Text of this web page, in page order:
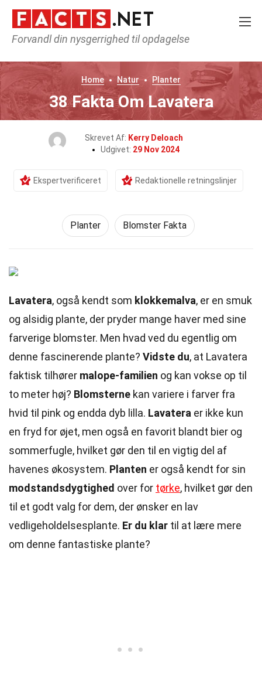
Forvandl din nysgerrighed til opdagelse
Home Natur Planter
38 Fakta Om Lavatera
Skrevet Af: Kerry Deloach
Udgivet: 29 Nov 2024
Ekspertverificeret Redaktionelle retningslinjer
Planter Blomster Fakta
Lavatera, også kendt som klokkemalva, er en smuk
og alsidig plante, der pryder mange haver med sine
farverige blomster. Men hvad ved du egentlig om
denne fascinerende plante? Vidste du, at Lavatera
faktisk tilhører malope-familien og kan vokse op til
to meter høj? Blomsterne kan variere i farver fra
hvid til pink og endda dyb lilla. Lavatera er ikke kun
en fryd for øjet, men også en favorit blandt bier og
sommerfugle, hvilket gør den til en vigtig del af
havenes økosystem. Planten er også kendt for sin
modstandsdygtighed over for tørke, hvilket gør den
til et godt valg for dem, der ønsker en lav
vedligeholdelsesplante. Er du klar til at lære mere
om denne fantastiske plante?